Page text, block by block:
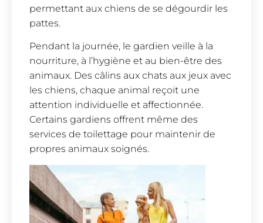
permettant aux chiens de se dégourdir les
pattes.
Pendant la journée, le gardien veille à la
nourriture, à l’hygiène et au bien-être des
animaux. Des câlins aux chats aux jeux avec
les chiens, chaque animal reçoit une
attention individuelle et affectionnée.
Certains gardiens offrent même des
services de toilettage pour maintenir de
propres animaux soignés.